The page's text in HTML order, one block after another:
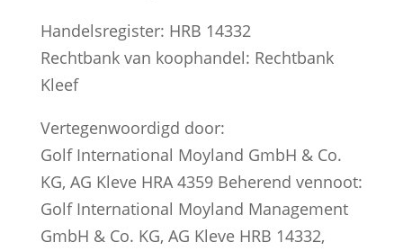
Handelsregister: HRB 14332
Rechtbank van koophandel: Rechtbank
Kleef
Vertegenwoordigd door:
Golf International Moyland GmbH & Co.
KG, AG Kleve HRA 4359 Beherend vennoot:
Golf International Moyland Management
GmbH & Co. KG, AG Kleve HRB 14332,